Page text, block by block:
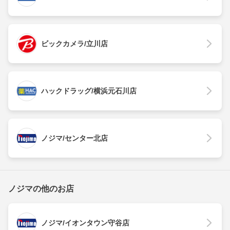
ビックカメラ/立川店
ハックドラッグ/横浜元石川店
ノジマ/センター北店
ノジマの他のお店
ノジマ/イオンタウン守谷店